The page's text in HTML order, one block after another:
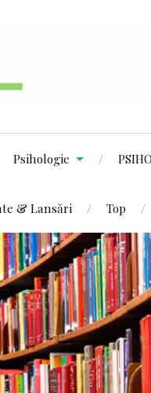
Psihologie
& Lansări Top